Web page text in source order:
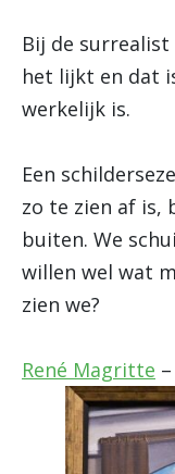
Bij de
het lijkt en dat
werkelijk is.
Een
zo te zien af
buiten. We
willen wel wat
zien we?
René Magritte –